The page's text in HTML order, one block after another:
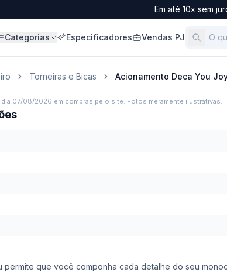
Em até 10x sem
Categorias Especificadores Vendas PJ
Torneiras e Bicas Acionamento Deca You
07/08/2026 em compras pelo site. Fotos meramente ilustrativas.
permite que você componha cada detalhe do seu